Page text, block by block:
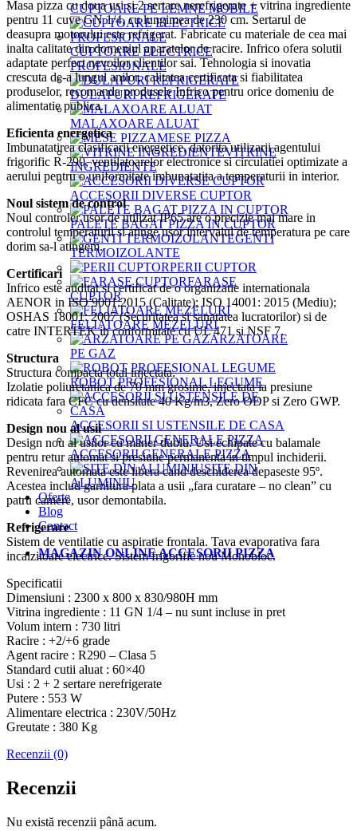
CUPTOARE PE LEMNE MOBILE
CUPTOARE ELECTRICE
PROFESIONALE
DULAPURI REFRIGERATE
MALAXOARE ALUAT
MESE PIZZA
VITRINE
INGREDIENTE
ACCESORII DIVERSE CUPTOR
PALETE BAGAT PIZZA IN CUPTOR
GENTI
TERMOIZOLANTE
PERII CUPTOR
FARASE
CUPTOR
FELIATOARE MEZELURI
ARZATOARE
PE GAZ
ROBOT PROFESIONAL LEGUME
ACCESORII SI USTENSILE DE CASA
ACCESORII GENERALE PIZZA
SITE DIN
ALUMINIU
Oferte
Blog
Contact
MAGAZIN ONLINE ACCESORII PIZZA
Masa pizza cu doua usi si 2 sertare nerefrigerate + vitrina ingrediente
pentru 11 cuve GN 1/4, cu lungimea de 230 cm. Sertarul de
deasupra motorului este refrigerat. Fabricate cu materiale de cea mai
inalta calitate din domeniul aparatelor de racire. Infrico ofera solutii
adaptate perfect nevoilor clientilor sai. Tehnologia si inovatia
crescuta de-a lungul anilor, calitatea certificata si fiabilitatea
produselor, recomanda produsele Infrico pentru orice domeniu de
alimentatie publica.
Eficienta energetica
Imbunatatirea clasificarii energetice, datorita utilizarii agentului
frigorific R-290, ventilatoarelor electronice si circulatiei optimizate a
aerului pentru o uniformitate imbunatatita a temperaturii in interior.
Noul sistem de control
Noul controler usor de utilizat IP65 are o precizie mai mare in
controlul temperaturii si atinge usor intervalul de temperatura pe care
dorim sa-l atingem.
Certificari
Infrico este auditat si certificat de o organizatie internationala
AENOR in ISO 9001:2015 (Calitate); ISO 14001: 2015 (Mediu);
OSHAS 18001: 2007 (Securitatea si sanatatea lucratorilor) si de
catre INTERTEK in conformitate cu UL 471 si NSF 7.
Structura
Structura compacta total injectata.
Izolatie poliuretanica de 70 mm grosime, injectata la presiune
ridicata fara CFC cu densitate 40 Kg/m3, Zero ODP si Zero GWP.
Design nou al usii
Design nou al usilor cu maner dublu. Usi echipate cu balamale
pentru retur automat si presiune permanenta in timpul inchiderii.
Revenirea automata este libera cand deschiderea depaseste 95º.
Acestea includ garnitura plata a usii „fara curatare – no clean” cu
patru camere, usor demontabila.
Refrigerare
Sistem de ventilatie cu aspiratie frontala. Tava evaporativa fara
incalzitoare electrice. Sistem frigorific nou Monobloc.
Specificatii
Dimensiuni : 2300 x 800 x 830/980H mm
Vitrina ingrediente : 11 GN 1/4 – nu sunt incluse in pret
Volum intern : 730 litri
Racire : +2/+6 grade
Agent racire : R290 – Clasa 5
Standard cutii aluat : 60×40
Usi : 2 + 2 sertare nerefrigerate
Putere : 553 W
Alimentare electrica : 230V/50Hz
Greutate : 380 Kg
Recenzii (0)
Recenzii
Nu există recenzii până acum.